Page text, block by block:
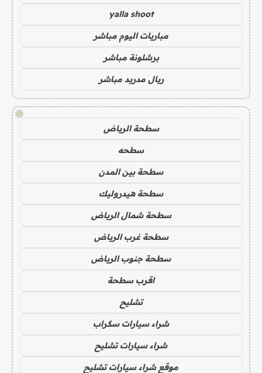
yalla shoot
مباريات اليوم مباشر
برشلونة مباشر
ريال مدريد مباشر
!
سطحة الرياض
سطحه
سطحة بين المدن
سطحة هيدروليك
سطحة شمال الرياض
سطحة غرب الرياض
سطحة جنوب الرياض
اقرب سطحة
تشليح
شراء سيارات سكراب
شراء سيارات تشليح
موقع شراء سيارات تشليح